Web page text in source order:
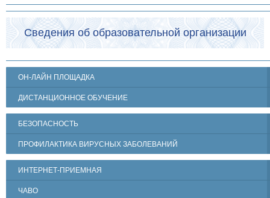
Сведения об образовательной организации
ОН-ЛАЙН ПЛОЩАДКА
ДИСТАНЦИОННОЕ ОБУЧЕНИЕ
БЕЗОПАСНОСТЬ
ПРОФИЛАКТИКА ВИРУСНЫХ ЗАБОЛЕВАНИЙ
ИНТЕРНЕТ-ПРИЕМНАЯ
ЧАВО